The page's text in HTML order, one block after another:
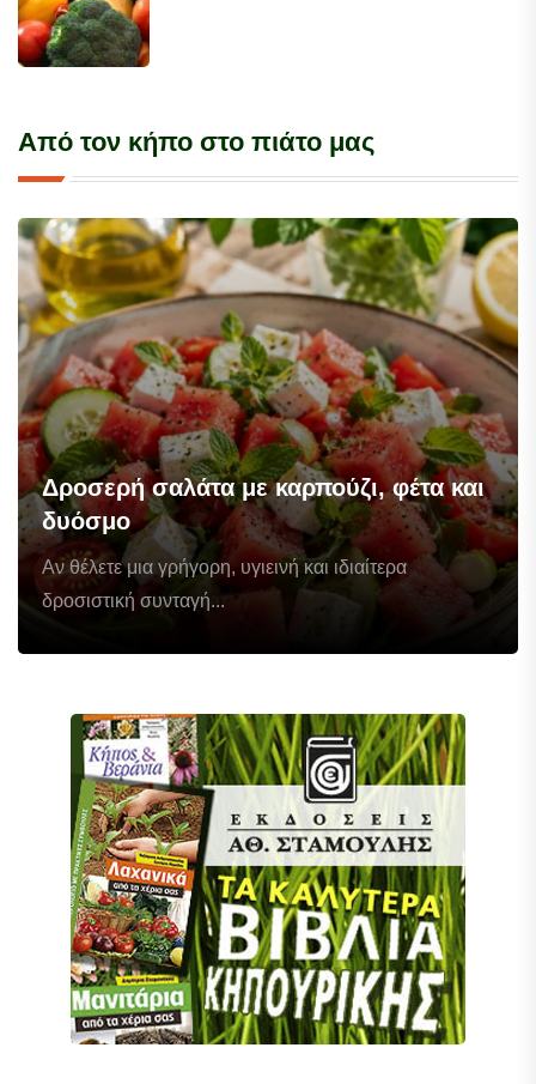
Από τον κήπο στο πιάτο μας
Δροσερή σαλάτα με καρπούζι, φέτα και
δυόσμο
Αν θέλετε μια γρήγορη, υγιεινή και ιδιαίτερα
δροσιστική συνταγή...